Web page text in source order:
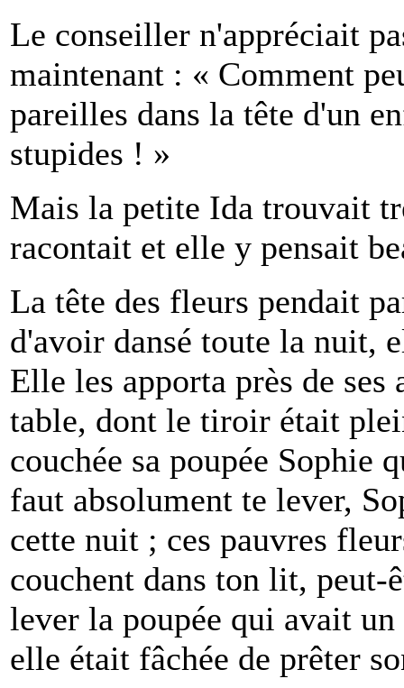
Le conseiller n'appréciait
maintenant : « Comment
pareilles dans la tête d'un
stupides ! »
Mais la petite Ida trouvait
racontait et elle y pensait
La tête des fleurs pendait
d'avoir dansé toute la nuit,
Elle les apporta près de
table, dont le tiroir était
couchée sa poupée
faut absolument te lever,
cette nuit ; ces pauvres
couchent dans ton lit,
lever la poupée qui avait
elle était fâchée de prêter